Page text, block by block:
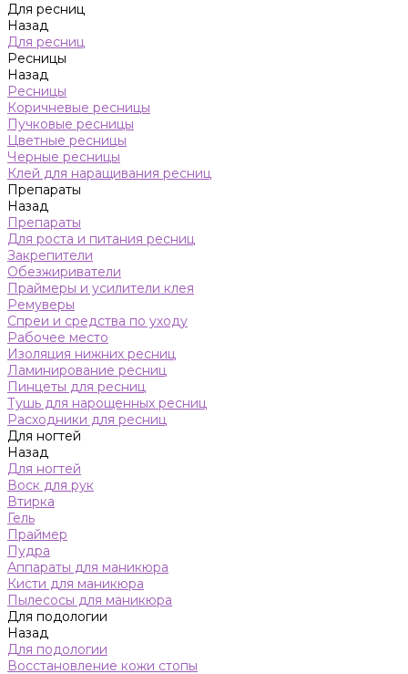
Для ресниц
Назад
Для ресниц
Ресницы
Назад
Ресницы
Коричневые ресницы
Пучковые ресницы
Цветные ресницы
Черные ресницы
Клей для наращивания ресниц
Препараты
Назад
Препараты
Для роста и питания ресниц
Закрепители
Обезжириватели
Праймеры и усилители клея
Ремуверы
Спреи и средства по уходу
Рабочее место
Изоляция нижних ресниц
Ламинирование ресниц
Пинцеты для ресниц
Тушь для нарощенных ресниц
Расходники для ресниц
Для ногтей
Назад
Для ногтей
Воск для рук
Втирка
Гель
Праймер
Пудра
Аппараты для маникюра
Кисти для маникюра
Пылесосы для маникюра
Для подологии
Назад
Для подологии
Восстановление кожи стопы